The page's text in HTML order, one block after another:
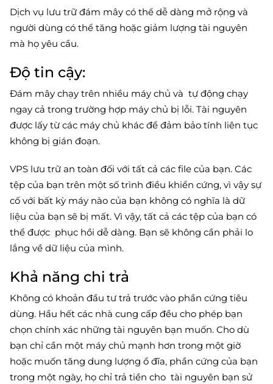
Dịch vụ lưu trữ đám mây có thể dễ dàng mở rộng và
người dùng có thể tăng hoặc giảm lượng tài nguyên
mà họ yêu cầu.
Độ tin cậy:
Đám mây chạy trên nhiều máy chủ và tự động chạy
ngay cả trong trường hợp máy chủ bị lỗi. Tài nguyên
được lấy từ các máy chủ khác để đảm bảo tính liên tục
không bị gián đoạn.
VPS lưu trữ an toàn đối với tất cả các file của bạn. Các
tệp của bạn trên một số trình điều khiển cứng, vì vậy sự
cố với bất kỳ máy nào của bạn không có nghĩa là dữ
liệu của bạn sẽ bị mất. Vì vậy, tất cả các tệp của bạn có
thể được phục hồi dễ dàng. Bạn sẽ không cần phải lo
lắng về dữ liệu của mình.
Khả năng chi trả
Không có khoản đầu tư trả trước vào phần cứng tiêu
dùng. Hầu hết các nhà cung cấp đều cho phép bạn
chọn chính xác những tài nguyên bạn muốn. Cho dù
bạn chỉ cần một máy chủ mạnh hơn trong một giờ
hoặc muốn tăng dung lượng ổ đĩa, phần cứng của bạn
trong một ngày, họ chỉ trả tiền cho tài nguyên bạn sử